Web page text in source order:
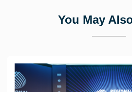
You May